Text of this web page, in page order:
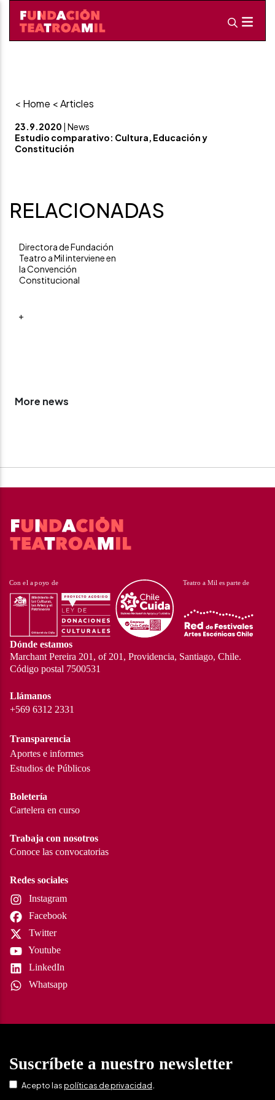
< Home < Articles
23.9.2020 | News
Estudio comparativo: Cultura, Educación y
Constitución
RELACIONADAS
Directora de Fundación
Teatro a Mil interviene en
la Convención
Constitucional
+
More news
Dónde estamos
Marchant Pereira 201, of 201, Providencia, Santiago, Chile.
Código postal 7500531
Llámanos
+569 6312 2331
Transparencia
Aportes e informes
Estudios de Públicos
Boletería
Cartelera en curso
Trabaja con nosotros
Conoce las convocatorias
Redes sociales
Instagram
Facebook
Twitter
Youtube
LinkedIn
Whatsapp
Suscríbete a nuestro newsletter
Acepto laspolíticas de privacidad.